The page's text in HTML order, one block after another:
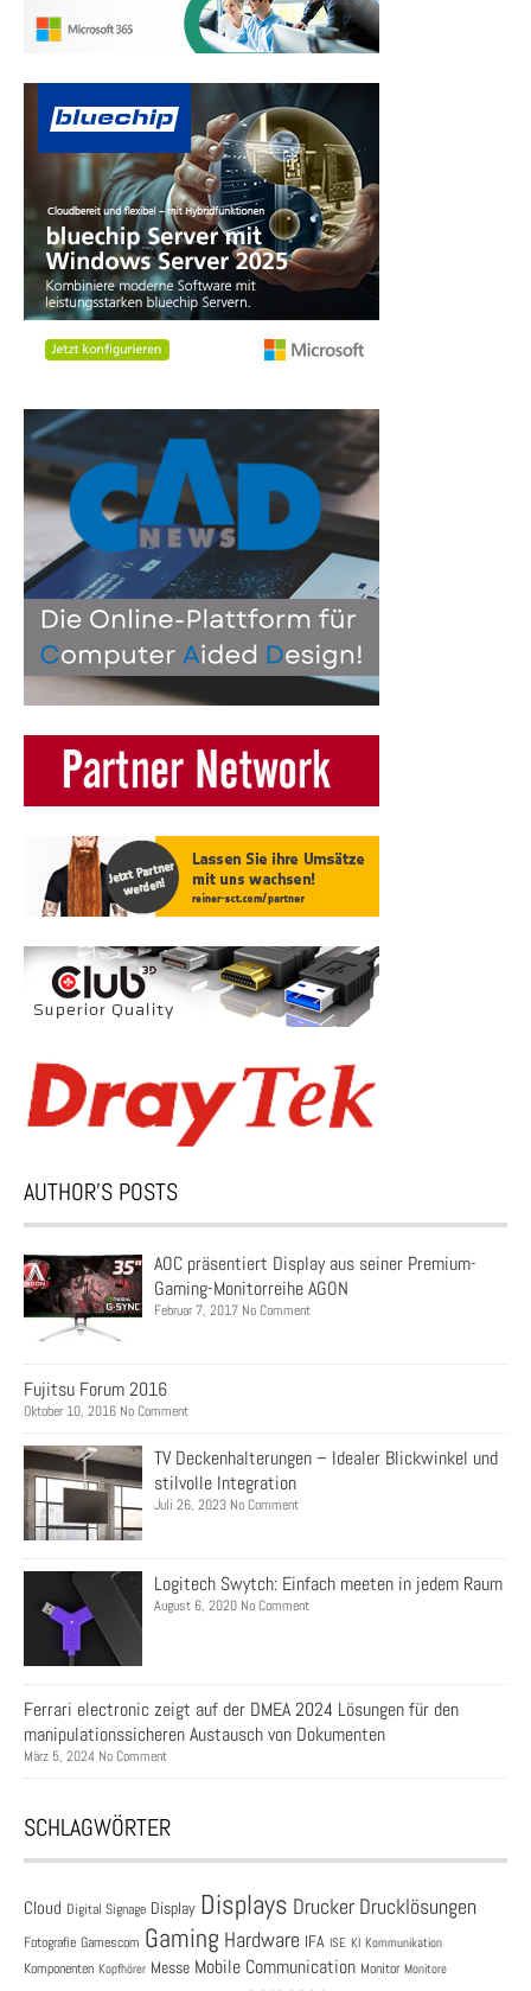
AUTHOR’S POSTS
AOC präsentiert Display aus seiner Premium-
Gaming-Monitorreihe AGON
Februar 7, 2017 No Comment
Fujitsu Forum 2016
Oktober 10, 2016 No Comment
TV Deckenhalterungen – Idealer Blickwinkel und
stilvolle Integration
Juli 26, 2023 No Comment
Logitech Swytch: Einfach meeten in jedem Raum
August 6, 2020 No Comment
Ferrari electronic zeigt auf der DMEA 2024 Lösungen für den
manipulationssicheren Austausch von Dokumenten
März 5, 2024 No Comment
SCHLAGWÖRTER
Cloud Digital Signage Display Displays Drucker Drucklösungen
Fotografie Gamescom Gaming Hardware IFA ISE KI Kommunikation
Komponenten Kopfhörer Messe Mobile Communication Monitor Monitore